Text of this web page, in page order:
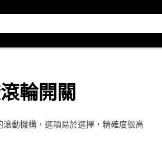
輪開關
動機構，選項易於選擇，精確度很高